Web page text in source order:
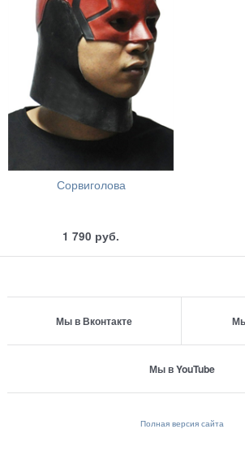
Сорвиголова
1 790 руб.
Мы в Вконтакте
Мы в YouTube
Полная версия сайта